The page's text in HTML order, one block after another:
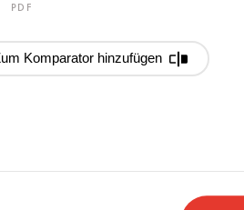
PDF
Komparator hinzufügen